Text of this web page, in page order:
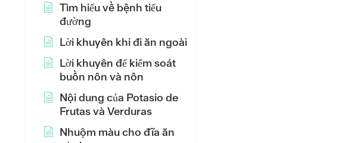
Tìm hiểu về bệnh tiểu
đường
Lời khuyên khi đi ăn ngoài
Lời khuyên để kiểm soát
buồn nôn và nôn
Nội dung của Potasio de
Frutas và Verduras
Nhuộm màu cho đĩa ăn